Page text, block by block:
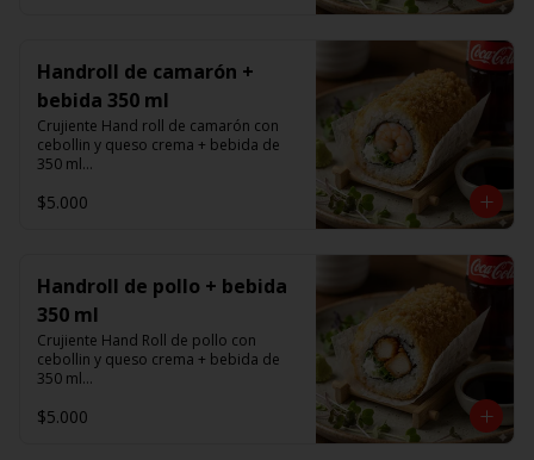
Handroll de camarón +
bebida 350 ml
Crujiente Hand roll de camarón con
cebollin y queso crema + bebida de
350 ml
Promoción valida de Lunes a viernes
$5.000
Handroll de pollo + bebida
350 ml
Crujiente Hand Roll de pollo con
cebollin y queso crema + bebida de
350 ml
Promoción valida de Lunes a viernes
$5.000